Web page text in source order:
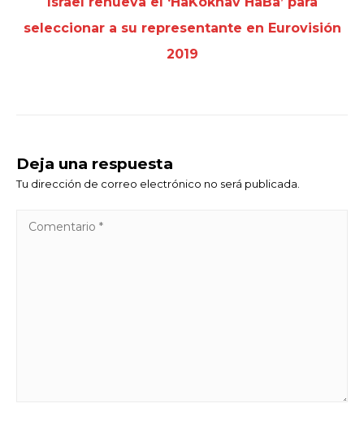
seleccionar a su representante en Eurovisión
2019
Deja una respuesta
Tu dirección de correo electrónico no será publicada.